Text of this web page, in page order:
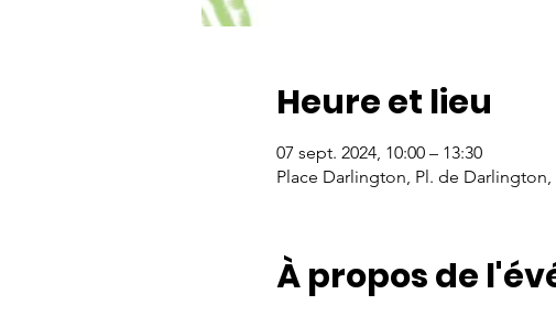
Heure et lieu
07 sept. 2024, 10:00 – 13:30
Place Darlington, Pl. de
À propos de